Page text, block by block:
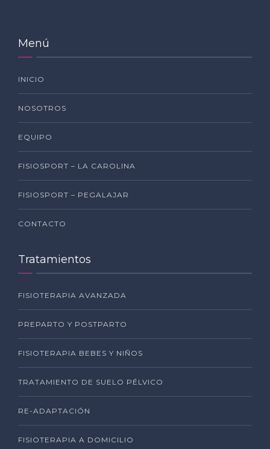
Menú
INICIO
NOSOTROS
EQUIPO
FISIOSPORT – LA CAROLINA
FISIOSPORT – PEGALAJAR
CONTACTO
Tratamientos
FISIOTERAPIA AVANZADA
PREPARTO Y POSTPARTO
FISIOTERAPIA BEBES Y NIÑOS
TRATAMIENTO DE SUELO PÉLVICO
RE-ADAPTACIÓN
FISIOTERAPIA A DOMICILIO